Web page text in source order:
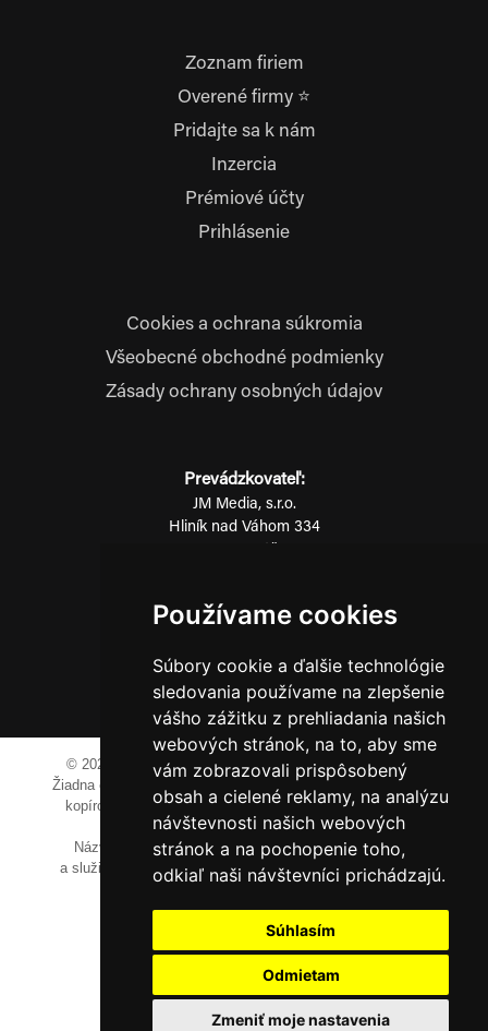
Používame cookies
Súbory cookie a ďalšie technológie
sledovania používame na zlepšenie
vášho zážitku z prehliadania našich
webových stránok, na to, aby sme
vám zobrazovali prispôsobený
obsah a cielené reklamy, na analýzu
návštevnosti našich webových
stránok a na pochopenie toho,
odkiaľ naši návštevníci prichádzajú.
Súhlasím
Odmietam
Zmeniť moje nastavenia
Zoznam firiem
Overené firmy ⭐
Pridajte sa k nám
Inzercia
Prémiové účty
Prihlásenie
Cookies a ochrana súkromia
Všeobecné obchodné podmienky
Zásady ochrany osobných údajov
Prevádzkovateľ:
JM Media, s.r.o.
Hliník nad Váhom 334
DIČ: 2121076738
0911 955 646
© 2023-2024 JM Media, s.r.o.Všetky práva vyhradené.
Žiadna časť tohto portálu ak nie je uvedené inak, nesmie byť
kopírovaná, alebo prezentovaná bez výslovného súhlasu
prevádzkovateľa.
Názvy spoločností, firiem a prezentovaných výrobkov
a služieb môžu byť registrovanými obchodnými známkami